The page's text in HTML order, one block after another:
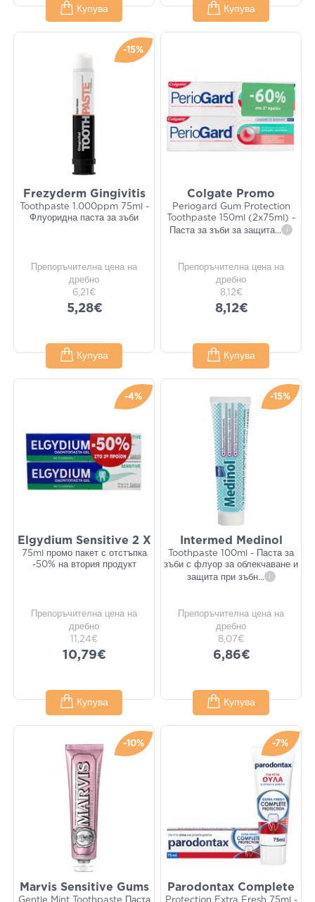
Купува Купува
-15%
Frezyderm Gingivitis
Toothpaste 1.000ppm 75ml -
Флуоридна паста за зъби
Препоръчителна цена на
дребно
6,21€
5,28€
Купува
Colgate Promo
Periogard Gum Protection
Toothpaste 150ml (2x75ml) -
Паста за зъби за защита... i
Препоръчителна цена на
дребно
8,12€
8,12€
Купува
-4%
Elgydium Sensitive 2 X
75ml промо пакет с отстъпка
-50% на втория продукт
Препоръчителна цена на
дребно
11,24€
10,79€
Купува
-15%
Intermed Medinol
Toothpaste 100ml - Паста за
зъби с флуор за облекчаване и
защита при зъбн... i
Препоръчителна цена на
дребно
8,07€
6,86€
Купува
-10%
Marvis Sensitive Gums
-7%
Parodontax Complete